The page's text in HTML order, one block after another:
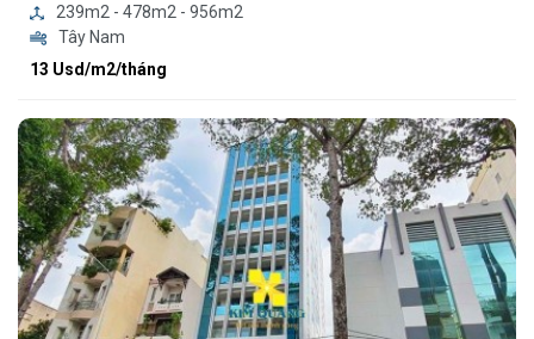
239m2 - 478m2 - 956m2
Tây Nam
13 Usd/m2/tháng